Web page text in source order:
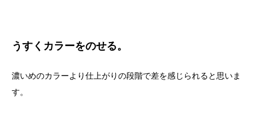
うすくカラーをのせる。
濃いめのカラーより仕上がりの段階で差を感じられると思いま
す。